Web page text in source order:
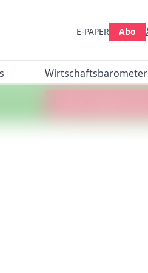
E-PAPER Abo
Wirtschaftsbarometer